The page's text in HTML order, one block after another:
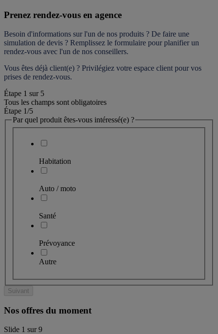
Prenez rendez-vous en agence
Besoin d'informations sur l'un de nos produits ? De faire une
simulation de devis ? Remplissez le formulaire pour planifier un
rendez-vous avec l'un de nos conseillers.
Vous êtes déjà client(e) ? Privilégiez votre espace client pour vos
prises de rendez-vous.
Étape 1 sur 5
Tous les champs sont obligatoires
Étape 1/5
Par quel produit êtes-vous intéressé(e) ?
Habitation
Auto / moto
Santé
Prévoyance
Autre
Suivant
Nos offres du moment
Slide 1 sur9